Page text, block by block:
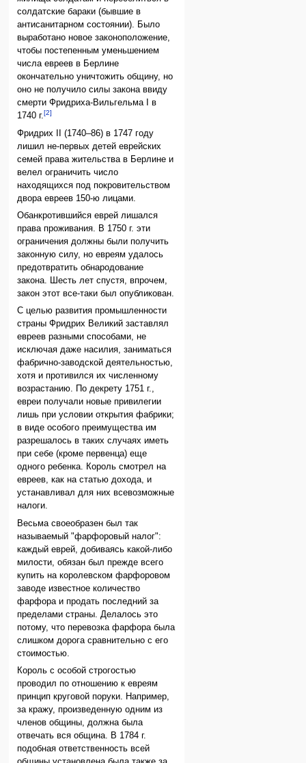
солдатские бараки (бывшие в
антисанитарном состоянии). Было
выработано новое законоположение,
чтобы постепенным уменьшением
числа евреев в Берлине
окончательно уничтожить общину, но
оно не получило силы закона ввиду
смерти Фридриха-Вильгельма I в
1740 г.[2]
Фридрих II (1740–86) в 1747 году
лишил не-первых детей еврейских
семей права жительства в Берлине и
велел ограничить число
находящихся под покровительством
двора евреев 150-ю лицами.
Обанкротившийся еврей лишался
права проживания. В 1750 г. эти
ограничения должны были получить
законную силу, но евреям удалось
предотвратить обнародование
закона. Шесть лет спустя, впрочем,
закон этот все-таки был опубликован.
С целью развития промышленности
страны Фридрих Великий заставлял
евреев разными способами, не
исключая даже насилия, заниматься
фабрично-заводской деятельностью,
хотя и противился их численному
возрастанию. По декрету 1751 г.,
евреи получали новые привилегии
лишь при условии открытия фабрики;
в виде особого преимущества им
разрешалось в таких случаях иметь
при себе (кроме первенца) еще
одного ребенка. Король смотрел на
евреев, как на статью дохода, и
устанавливал для них всевозможные
налоги.
Весьма своеобразен был так
называемый "фарфоровый налог":
каждый еврей, добиваясь какой-либо
милости, обязан был прежде всего
купить на королевском фарфоровом
заводе известное количество
фарфора и продать последний за
пределами страны. Делалось это
потому, что перевозка фарфора была
слишком дорога сравнительно с его
стоимостью.
Король с особой строгостью
проводил по отношению к евреям
принцип круговой поруки. Например,
за кражу, произведенную одним из
членов общины, должна была
отвечать вся община. В 1784 г.
подобная ответственность всей